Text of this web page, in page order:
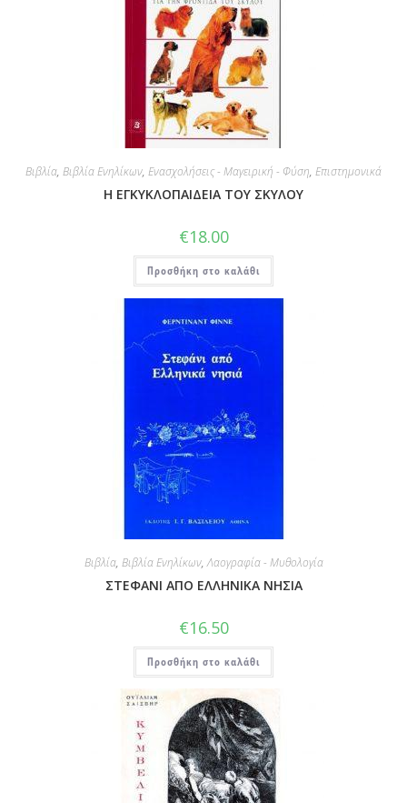
Βιβλία, Βιβλία Ενηλίκων, Ενασχολήσεις - Μαγειρική - Φύση, Επιστημονικά
Η ΕΓΚΥΚΛΟΠΑΙΔΕΙΑ ΤΟΥ ΣΚΥΛΟΥ
€18.00
Προσθήκη στο καλάθι
Βιβλία, Βιβλία Ενηλίκων,Λαογραφία - Μυθολογία
ΣΤΕΦΑΝΙ ΑΠΟ ΕΛΛΗΝΙΚΑ ΝΗΣΙΑ
€16.50
Προσθήκη στο καλάθι